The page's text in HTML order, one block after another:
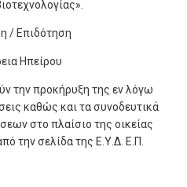
/ Επιδότηση
Ηπείρου
την προκήρυξη της εν λόγω
καθώς και τα συνοδευτικά
στο πλαίσιο της οικείας
την σελίδα της Ε.Υ.Δ. Ε.Π.